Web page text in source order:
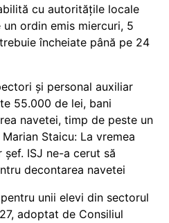
cu autoritățile locale
ordin emis miercuri, 5
încheiate până pe 24
și personal auxiliar
55.000 de lei, bani
navetei, timp de peste un
Staicu: La vremea
ISJ ne-a cerut să
decontarea navetei
unii elevi din sectorul
adoptat de Consiliul